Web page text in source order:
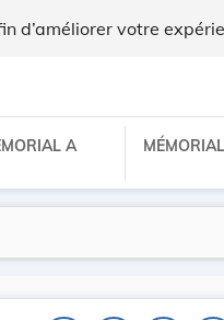
d’améliorer votre
A